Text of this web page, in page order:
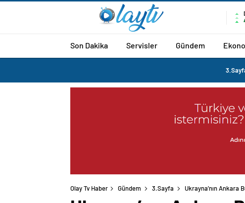
Son Dakika Servisler Gündem
Olay Tv Haber Gündem 3.Sayfa Ukrayna’nın Ankara